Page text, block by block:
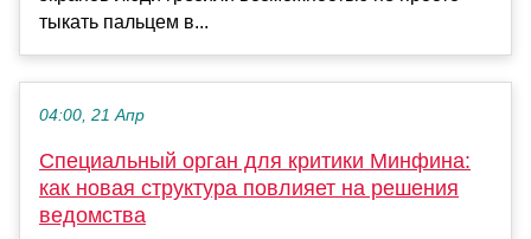
тыкать пальцем в...
04:00, 21 Апр
Специальный орган для критики Минфина:
как новая структура повлияет на решения
ведомства